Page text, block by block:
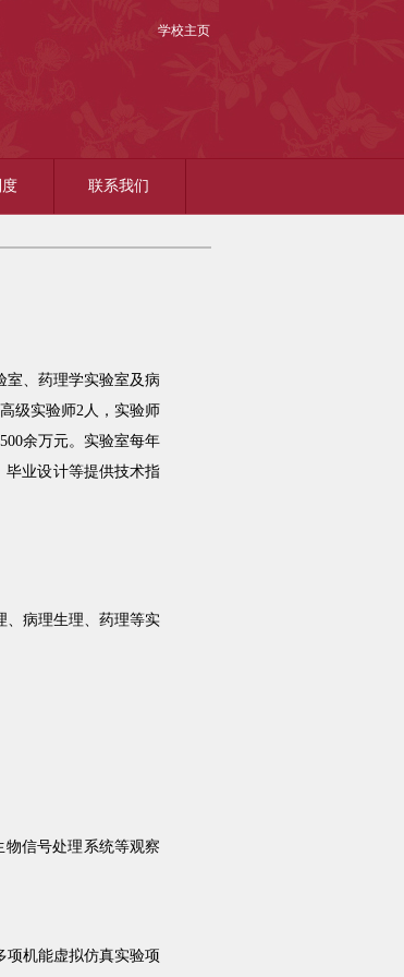
学校主页
联系我们
室、药理学实验室及病
级实验师2人，实验师
余万元。实验室每年
毕业设计等提供技术指
、病理生理、药理等实
信号处理系统等观察
项机能虚拟仿真实验项